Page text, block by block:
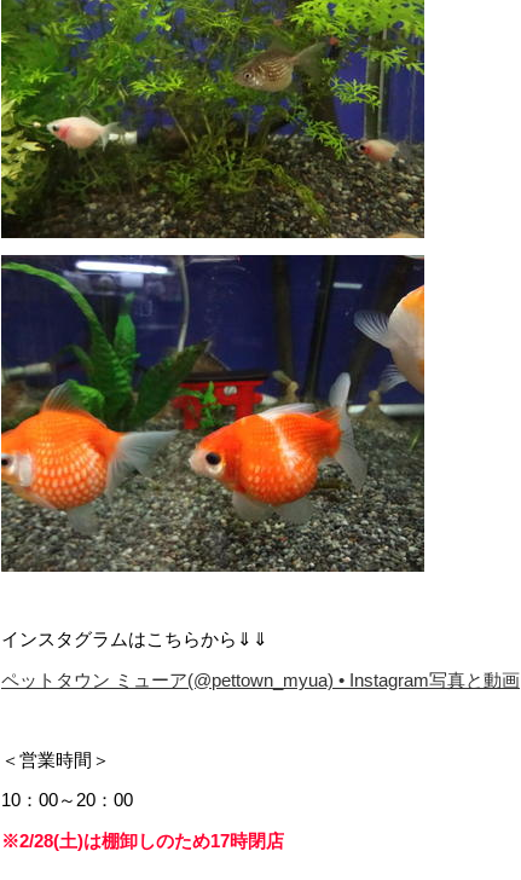
インスタグラムはこちらから⇓⇓
ペットタウン ミューア(@pettown_myua) • Instagram写真と動画
＜営業時間＞
10：00～20：00
※2/28(土)は棚卸しのため17時閉店